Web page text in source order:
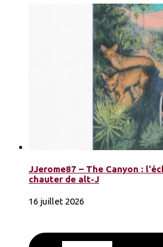
JJerome87 – The Canyon :
chauter de alt-J
16 juillet 2026